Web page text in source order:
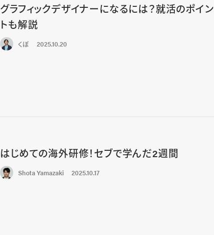
グラフィックデザイナーになるには？就活のポイン
トも解説
くぼ 2025.10.20
はじめての海外研修！セブで学んだ2週間
Shota Yamazaki 2025.10.17